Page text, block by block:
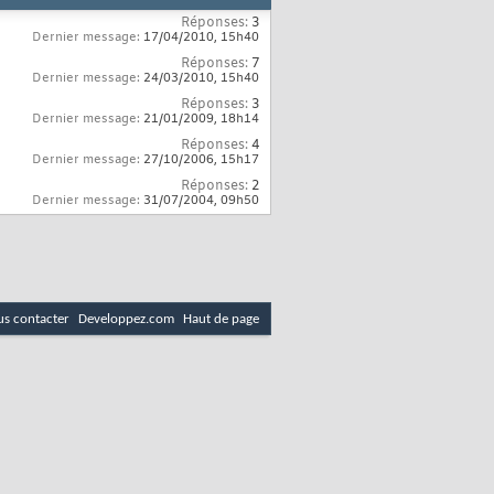
Réponses: 3
Dernier message: 17/04/2010, 15h40
Réponses: 7
Dernier message: 24/03/2010, 15h40
Réponses: 3
Dernier message: 21/01/2009, 18h14
Réponses:4
Dernier message: 27/10/2006, 15h17
Réponses: 2
Dernier message: 31/07/2004, 09h50
contacter Developpez.com Haut de page